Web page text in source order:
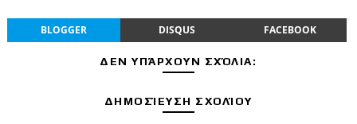
BLOGGER DISQUS FACEBOOK
ΔΕΝ ΥΠΆΡΧΟΥΝ ΣΧΌΛΙΑ:
ΔΗΜΟΣΊΕΥΣΗ ΣΧΟΛΊΟΥ